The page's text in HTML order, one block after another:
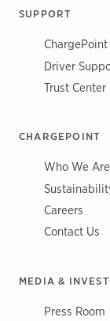
SUPPORT
Driver
Trust Center
CHARGEPOINT
Who We Are
Careers
Contact Us
MEDIA &
Press Room